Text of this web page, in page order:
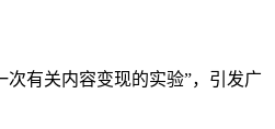
有关内容变现的实验”，引发广